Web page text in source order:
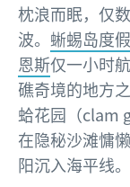
枕浪而眠，仅
波。 蜥蜴岛度
恩斯仅一小时
礁奇境的地方
蛤花园（clam
在隐秘沙滩慵
阳沉入海平线。